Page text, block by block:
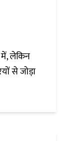
में, लेकिन
से जोड़ा